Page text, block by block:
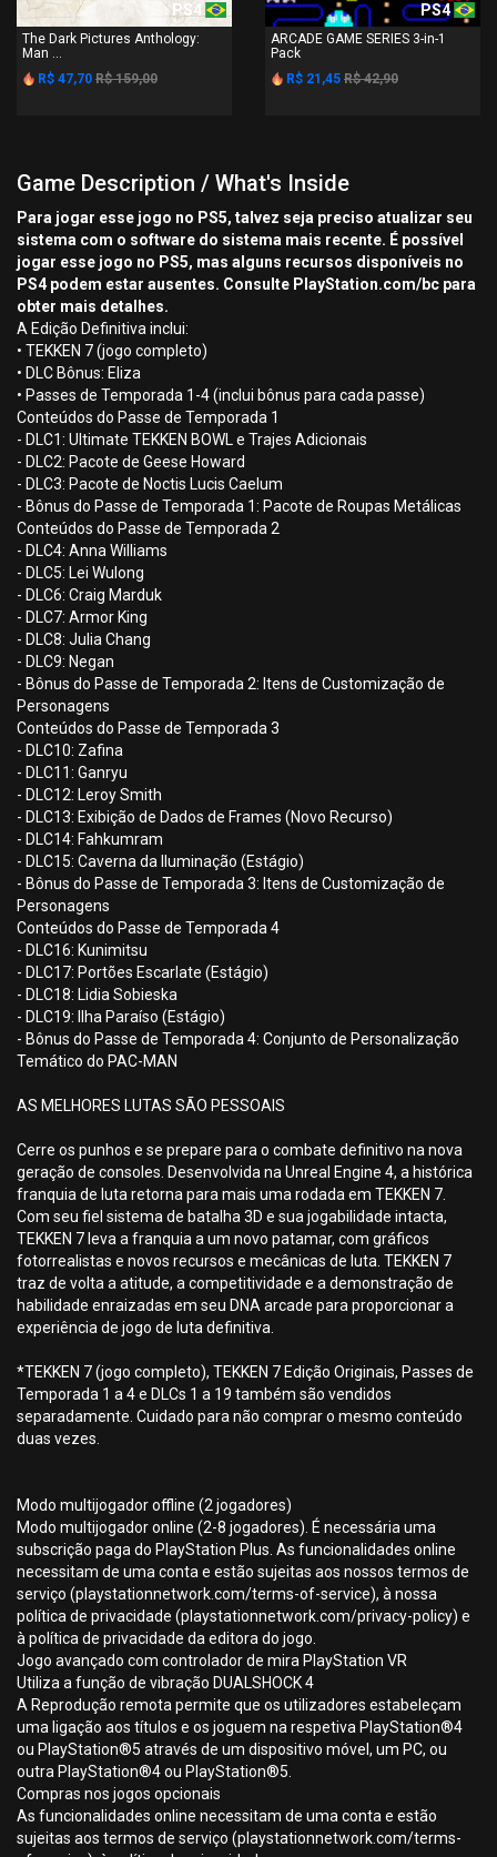
PS4
The Dark Pictures Anthology:
Man ...
R$ 47,70 R$ 159,00
PS4
ARCADE GAME SERIES 3-in-1
Pack
R$ 21,45 R$ 42,90
Game Description / What's Inside
Para jogar esse jogo no PS5, talvez seja preciso atualizar seu
sistema com o software do sistema mais recente. É possível
jogar esse jogo no PS5, mas alguns recursos disponíveis no
PS4 podem estar ausentes. Consulte PlayStation.com/bc para
obter mais detalhes.
A Edição Definitiva inclui:
• TEKKEN 7 (jogo completo)
• DLC Bônus: Eliza
• Passes de Temporada 1-4 (inclui bônus para cada passe)
Conteúdos do Passe de Temporada 1
- DLC1: Ultimate TEKKEN BOWL e Trajes Adicionais
- DLC2: Pacote de Geese Howard
- DLC3: Pacote de Noctis Lucis Caelum
- Bônus do Passe de Temporada 1: Pacote de Roupas Metálicas
Conteúdos do Passe de Temporada 2
- DLC4: Anna Williams
- DLC5: Lei Wulong
- DLC6: Craig Marduk
- DLC7: Armor King
- DLC8: Julia Chang
- DLC9: Negan
- Bônus do Passe de Temporada 2: Itens de Customização de
Personagens
Conteúdos do Passe de Temporada 3
- DLC10: Zafina
- DLC11: Ganryu
- DLC12: Leroy Smith
- DLC13: Exibição de Dados de Frames (Novo Recurso)
- DLC14: Fahkumram
- DLC15: Caverna da Iluminação (Estágio)
- Bônus do Passe de Temporada 3: Itens de Customização de
Personagens
Conteúdos do Passe de Temporada 4
- DLC16: Kunimitsu
- DLC17: Portões Escarlate (Estágio)
- DLC18: Lidia Sobieska
- DLC19: Ilha Paraíso (Estágio)
- Bônus do Passe de Temporada 4: Conjunto de Personalização
Temático do PAC-MAN
AS MELHORES LUTAS SÃO PESSOAIS
Cerre os punhos e se prepare para o combate definitivo na nova
geração de consoles. Desenvolvida na Unreal Engine 4, a histórica
franquia de luta retorna para mais uma rodada em TEKKEN 7.
Com seu fiel sistema de batalha 3D e sua jogabilidade intacta,
TEKKEN 7 leva a franquia a um novo patamar, com gráficos
fotorrealistas e novos recursos e mecânicas de luta. TEKKEN 7
traz de volta a atitude, a competitividade e a demonstração de
habilidade enraizadas em seu DNA arcade para proporcionar a
experiência de jogo de luta definitiva.
*TEKKEN 7 (jogo completo), TEKKEN 7 Edição Originais, Passes de
Temporada 1 a 4 e DLCs 1 a 19 também são vendidos
separadamente. Cuidado para não comprar o mesmo conteúdo
duas vezes.
Modo multijogador offline (2 jogadores)
Modo multijogador online (2-8 jogadores). É necessária uma
subscrição paga do PlayStation Plus. As funcionalidades online
necessitam de uma conta e estão sujeitas aos nossos termos de
serviço (playstationnetwork.com/terms-of-service), à nossa
política de privacidade (playstationnetwork.com/privacy-policy) e
à política de privacidade da editora do jogo.
Jogo avançado com controlador de mira PlayStation VR
Utiliza a função de vibração DUALSHOCK 4
A Reprodução remota permite que os utilizadores estabeleçam
uma ligação aos títulos e os joguem na respetiva PlayStation®4
ou PlayStation®5 através de um dispositivo móvel, um PC, ou
outra PlayStation®4 ou PlayStation®5.
Compras nos jogos opcionais
As funcionalidades online necessitam de uma conta e estão
sujeitas aos termos de serviço (playstationnetwork.com/terms-